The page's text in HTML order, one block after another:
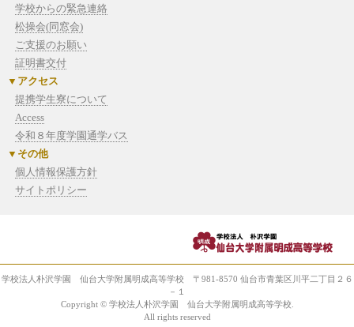
学校からの緊急連絡
松操会(同窓会)
ご支援のお願い
証明書交付
アクセス
提携学生寮について
Access
令和８年度学園通学バス
その他
個人情報保護方針
サイトポリシー
学校法人朴沢学園 仙台大学附属明成高等学校 〒981-8570 仙台市青葉区川平二丁目２６
－１
Copyright © 学校法人朴沢学園 仙台大学附属明成高等学校.
All rights reserved